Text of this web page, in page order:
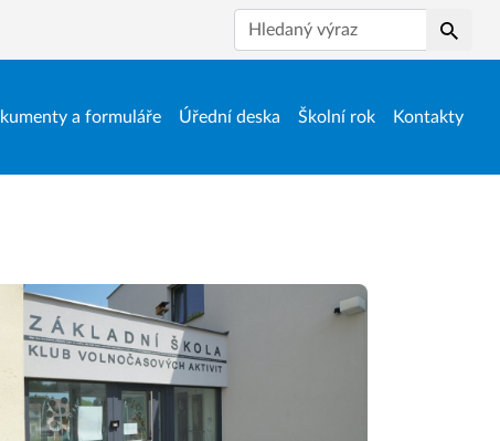
a formuláře Úřední deska Školní rok Kontakty
Hledat